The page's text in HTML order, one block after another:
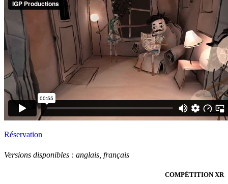
Réservation
Versions disponibles : anglais, français
COMPÉTITION XR